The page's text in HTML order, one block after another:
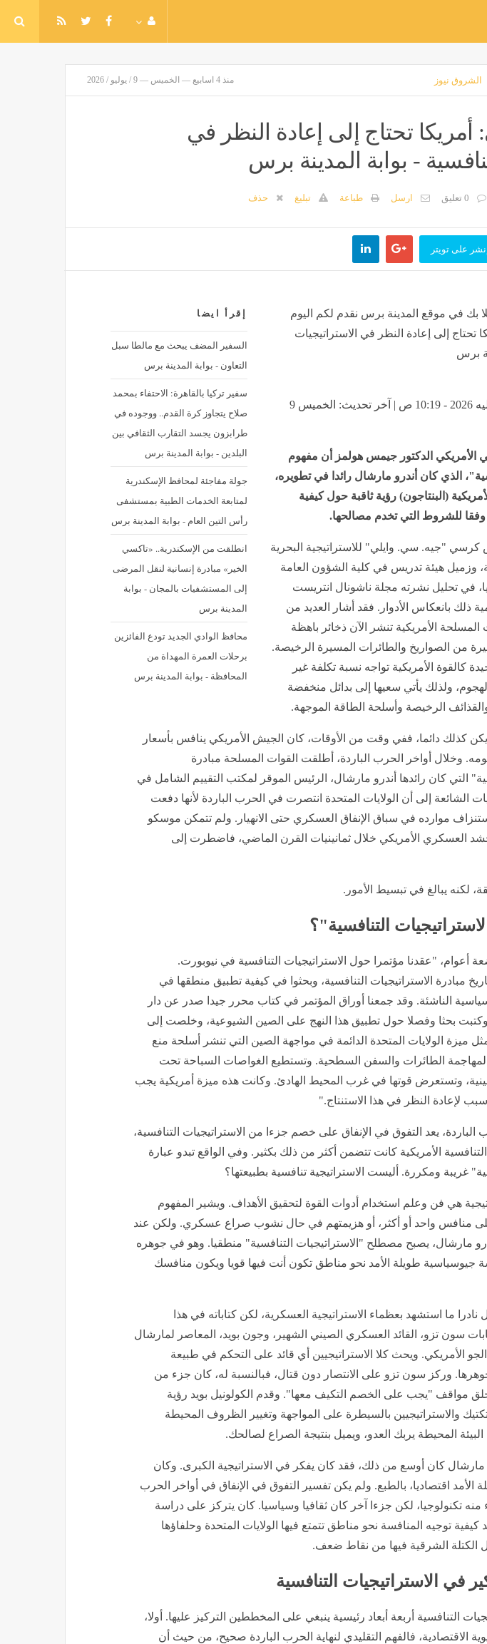
الشروق نيوز منذ 4 اسابيع — الخميس — 9 / يوليو / 2026
تحتاج إلى إعادة النظر في
- بوابة المدينة برس
0 تعليق ارسل طباعة تبليغ حذف
إنشر على تويتر
إقرأ ايضا
السفير المضف يبحث مع مالطا سبل
التعاون - بوابة المدينة برس
سفير تركيا بالقاهرة: الاحتفاء بمحمد
صلاح يتجاوز كرة القدم.. ووجوده في
طرابزون يجسد التقارب الثقافي بين
البلدين - بوابة المدينة برس
جولة مفاجئة لمحافظ الإسكندرية
لمتابعة الخدمات الطبية بمستشفى
رأس التين العام - بوابة المدينة برس
انطلقت من الإسكندرية.. «تاكسي
الخير» مبادرة إنسانية لنقل المرضى
إلى المستشفيات بالمجان - بوابة
المدينة برس
محافظ الوادي الجديد تودع الفائزين
برحلات العمرة المهداة من
المحافظة - بوابة المدينة برس
بك في موقع المدينة برس نقدم لكم اليوم
تحتاج إلى إعادة النظر في الاستراتيجيات
برس
نشر في: الخميس 9 يوليه 2026 - 10:19 ص | آخر تحديث: الخميس 9
الأمريكي الدكتور جيمس هولمز أن مفهوم
الذي كان أندرو مارشال رائدا في تطويره،
(البنتاجون) رؤية ثاقبة حول كيفية
للشروط التي تخدم مصالحها.
كرسي "جيه. سي. وايلي" للاستراتيجية البحرية
وزميل هيئة تدريس في كلية الشؤون العامة
في تحليل نشرته مجلة ناشونال انتريست
ذلك بانعكاس الأدوار. فقد أشار العديد من
المسلحة الأمريكية تنشر الآن ذخائر باهظة
من الصواريخ والطائرات المسيرة الرخيصة.
كالقوة الأمريكية تواجه نسبة تكلفة غير
ولذلك يأتي سعيها إلى بدائل منخفضة
الرخيصة وأسلحة الطاقة الموجهة.
يكن كذلك دائما، ففي وقت من الأوقات، كان الجيش الأمريكي ينافس بأسعار
وخلال أواخر الحرب الباردة، أطلقت القوات المسلحة مبادرة
التي كان رائدها أندرو مارشال، الرئيس الموقر لمكتب التقييم الشامل في
الشائعة إلى أن الولايات المتحدة انتصرت في الحرب الباردة لأنها دفعت
استنزاف موارده في سباق الإنفاق العسكري حتى الانهيار. ولم تتمكن موسكو
العسكري الأمريكي خلال ثمانينيات القرن الماضي، فاضطرت إلى
لكنه يبالغ في تبسيط الأمور.
التنافسية"؟
أعوام، "عقدنا مؤتمرا حول الاستراتيجيات التنافسية في نيوبورت.
مبادرة الاستراتيجيات التنافسية، وبحثوا في كيفية تطبيق منطقها في
الناشئة. وقد جمعنا أوراق المؤتمر في كتاب محرر جيدا صدر عن دار
بحثا وفصلا حول تطبيق هذا النهج على الصين الشيوعية، وخلصت إلى
ميزة الولايات المتحدة الدائمة في مواجهة الصين التي تنشر أسلحة منع
الطائرات والسفن السطحية. وتستطيع الغواصات السباحة تحت
وتستعرض قوتها في غرب المحيط الهادئ. وكانت هذه ميزة أمريكية يجب
لإعادة النظر في هذا الاستنتاج."
الباردة، يعد التفوق في الإنفاق على خصم جزءا من الاستراتيجيات التنافسية،
الأمريكية كانت تتضمن أكثر من ذلك بكثير. وفي الواقع تبدو عبارة
غريبة ومكررة. أليست الاستراتيجية تنافسية بطبيعتها؟
هي فن وعلم استخدام أدوات القوة لتحقيق الأهداف. ويشير المفهوم
منافس واحد أو أكثر، أو هزيمتهم في حال نشوب صراع عسكري. ولكن عند
مارشال، يصبح مصطلح "الاستراتيجيات التنافسية" منطقيا. وهو في جوهره
جيوسياسية طويلة الأمد نحو مناطق تكون أنت فيها قويا ويكون منافسك
ما استشهد بعظماء الاستراتيجية العسكرية، لكن كتاباته في هذا
سون تزو، القائد العسكري الصيني الشهير، وجون بويد، المعاصر لمارشال
الأمريكي. ويحث كلا الاستراتيجيين أي قائد على التحكم في طبيعة
وركز سون تزو على الانتصار دون قتال، فبالنسبة له، كان جزء من
مواقف "يجب على الخصم التكيف معها". وقدم الكولونيل بويد رؤية
والاستراتيجيين بالسيطرة على المواجهة وتغيير الظروف المحيطة
المحيطة يربك العدو، ويميل بنتيجة الصراع لصالحك.
مارشال كان أوسع من ذلك، فقد كان يفكر في الاستراتيجية الكبرى. وكان
الأمد اقتصاديا، بالطبع. ولم يكن تفسير التفوق في الإنفاق في أواخر الحرب
منه تكنولوجيا، لكن جزءا آخر كان ثقافيا وسياسيا. كان يتركز على دراسة
كيفية توجيه المنافسة نحو مناطق تتمتع فيها الولايات المتحدة وحلفاؤها
الكتلة الشرقية فيها من نقاط ضعف.
في الاستراتيجيات التنافسية
التنافسية أربعة أبعاد رئيسية ينبغي على المخططين التركيز عليها. أولا،
الاقتصادية، فالفهم التقليدي لنهاية الحرب الباردة صحيح، من حيث أن